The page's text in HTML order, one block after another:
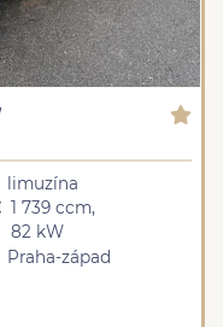
limuzína
1 739 ccm,
82 kW
Praha-západ